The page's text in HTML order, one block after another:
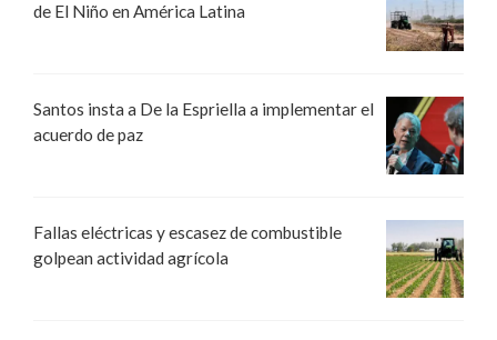
de El Niño en América Latina
Santos insta a De la Espriella a implementar el
acuerdo de paz
Fallas eléctricas y escasez de combustible
golpean actividad agrícola